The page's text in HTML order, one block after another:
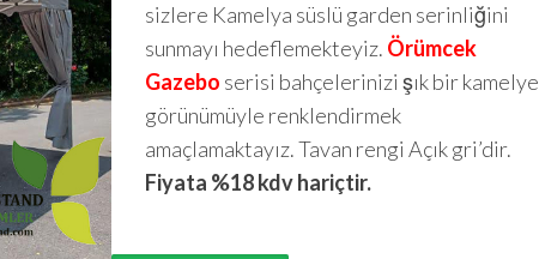
sizlere Kamelya süslü garden serinliğini
sunmayı hedeflemekteyiz. Örümcek
Gazebo serisi bahçelerinizi şık bir kamelye
görünümüyle renklendirmek
amaçlamaktayız. Tavan rengi Açık gri’dir.
Fiyata %18 kdv hariçtir.